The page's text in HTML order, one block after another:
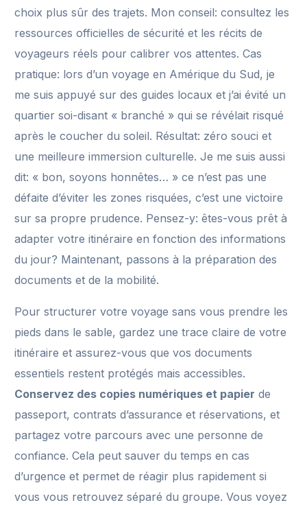
choix plus sûr des trajets. Mon conseil: consultez les
ressources officielles de sécurité et les récits de
voyageurs réels pour calibrer vos attentes. Cas
pratique: lors d’un voyage en Amérique du Sud, je
me suis appuyé sur des guides locaux et j’ai évité un
quartier soi-disant « branché » qui se révélait risqué
après le coucher du soleil. Résultat: zéro souci et
une meilleure immersion culturelle. Je me suis aussi
dit: « bon, soyons honnêtes… » ce n’est pas une
défaite d’éviter les zones risquées, c’est une victoire
sur sa propre prudence. Pensez-y: êtes-vous prêt à
adapter votre itinéraire en fonction des informations
du jour? Maintenant, passons à la préparation des
documents et de la mobilité.
Pour structurer votre voyage sans vous prendre les
pieds dans le sable, gardez une trace claire de votre
itinéraire et assurez-vous que vos documents
essentiels restent protégés mais accessibles.
Conservez des copies numériques et papier de
passeport, contrats d’assurance et réservations, et
partagez votre parcours avec une personne de
confiance. Cela peut sauver du temps en cas
d’urgence et permet de réagir plus rapidement si
vous vous retrouvez séparé du groupe. Vous voyez